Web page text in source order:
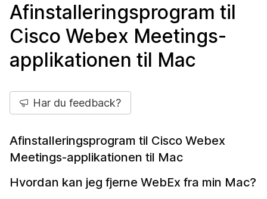
Afinstalleringsprogram til
Cisco Webex Meetings-
applikationen til Mac
Har du feedback?
Afinstalleringsprogram til Cisco Webex
Meetings-applikationen til Mac
Hvordan kan jeg fjerne WebEx fra min Mac?